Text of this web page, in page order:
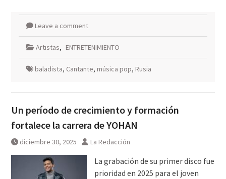
Leave a comment
Artistas, ENTRETENIMIENTO
baladista, Cantante, música pop, Rusia
Un período de crecimiento y formación
fortalece la carrera de YOHAN
diciembre 30, 2025 La Redacción
La grabación de su primer disco fue
prioridad en 2025 para el joven